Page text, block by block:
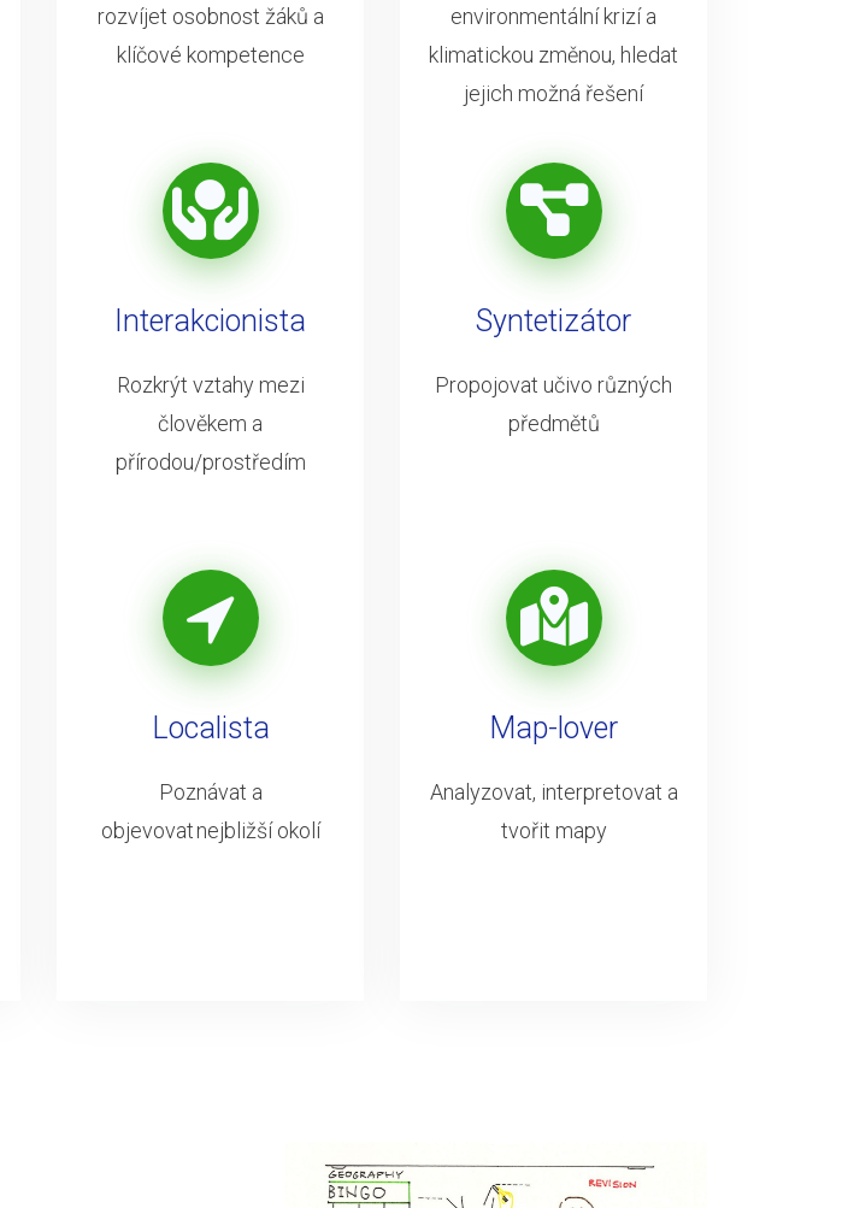
rozvíjet osobnost žáků a
klíčové kompetence
Interakcionista
Rozkrýt vztahy mezi
člověkem a
přírodou/prostředím
Localista
Poznávat a
objevovat nejbližší okolí
environmentální krizí a
klimatickou změnou, hledat
jejich možná řešení
Syntetizátor
Propojovat učivo různých
předmětů
Map-lover
Analyzovat, interpretovat a
tvořit mapy